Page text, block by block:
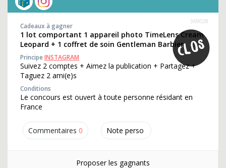
Commentaires 0 Note perso
369028
Cadeaux à gagner
1 lot comportant 1 appareil photo TimeLens Cream
Leopard + 1 coffret de soin Gentleman Barbier
PrincipeINSTAGRAM
Suivez 2 comptes + Aimez la publication + Partagez +
Taguez 2 ami(e)s
Conditions
Le concours est ouvert à toute personne résidant en
France
Proposer les gagnants